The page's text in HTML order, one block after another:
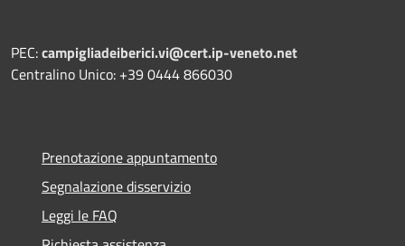
PEC:campigliadeiberici.vi@cert.ip-veneto.net
Centralino Unico: +39 0444 866030
Prenotazione appuntamento
Segnalazione disservizio
Leggi le FAQ